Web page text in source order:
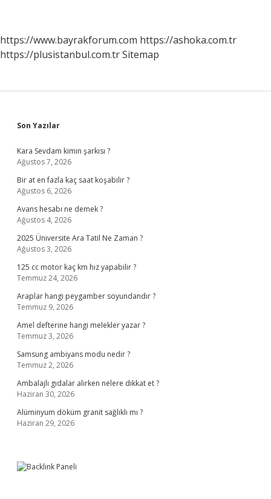
https://www.bayrakforum.com https://ashoka.com.tr
https://plusistanbul.com.trSitemap
Sidebar
Son Yazılar
Kara Sevdam kimin şarkısı ?
Ağustos 7, 2026
Bir at en fazla kaç saat koşabilir ?
Ağustos 6, 2026
Avans hesabı ne demek ?
Ağustos 4, 2026
2025 Üniversite Ara Tatil Ne Zaman ?
Ağustos 3, 2026
125 cc motor kaç km hız yapabilir ?
Temmuz 24, 2026
Araplar hangi peygamber soyundandır ?
Temmuz 9, 2026
Amel defterine hangi melekler yazar ?
Temmuz 3, 2026
Samsung ambiyans modu nedir ?
Temmuz 2, 2026
Ambalajlı gıdalar alırken nelere dikkat et ?
Haziran 30, 2026
Alüminyum döküm granit sağlıklı mı ?
Haziran 29, 2026